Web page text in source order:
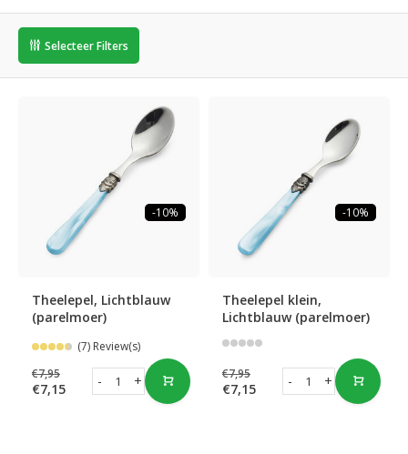
Selecteer Filters
-10%
Theelepel, Lichtblauw
(parelmoer)
(7) Review(s)
€7,95
€7,15 +
-
-10%
Theelepel klein,
Lichtblauw (parelmoer)
€7,95
€7,15 +
-